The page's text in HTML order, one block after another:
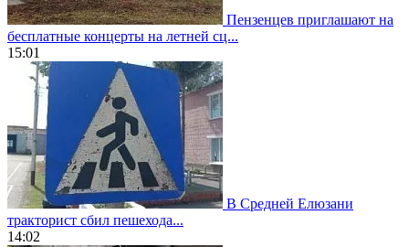
Пензенцев приглашают на
бесплатные концерты на летней сц...
15:01
В Средней Елюзани
тракторист сбил пешехода...
14:02